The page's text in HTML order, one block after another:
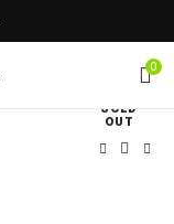
0
SOLD
OUT